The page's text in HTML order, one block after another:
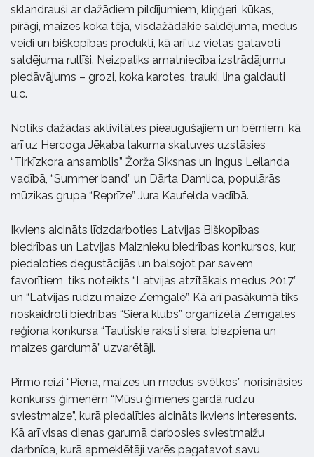
sklandrauši ar dažādiem pildījumiem, kliņģeri, kūkas,
pīrāgi, maizes koka tēja, visdažādākie saldējuma, medus
veidi un biškopības produkti, kā arī uz vietas gatavoti
saldējuma rullīši. Neizpaliks amatniecība izstrādājumu
piedāvājums – grozi, koka karotes, trauki, lina galdauti
u.c.
Notiks dažādas aktivitātes pieaugušajiem un bērniem, kā
arī uz Hercoga Jēkaba lakuma skatuves uzstāsies
“Tirkīzkora ansamblis” Žorža Siksnas un Ingus Leilanda
vadībā, “Summer band” un Dārta Damlica, populārās
mūzikas grupa “Reprīze” Jura Kaufelda vadībā.
Ikviens aicināts līdzdarboties Latvijas Biškopības
biedrības un Latvijas Maiznieku biedrības konkursos, kur,
piedaloties degustācijās un balsojot par savem
favorītiem, tiks noteikts “Latvijas atzītākais medus 2017”
un “Latvijas rudzu maize Zemgalē”. Kā arī pasākumā tiks
noskaidroti biedrības “Siera klubs” organizētā Zemgales
reģiona konkursa “Tautiskie raksti siera, biezpiena un
maizes gardumā” uzvarētāji.
Pirmo reizi “Piena, maizes un medus svētkos” norisināsies
konkurss ģimenēm “Mūsu ģimenes gardā rudzu
sviestmaize”, kurā piedalīties aicināts ikviens interesents.
Kā arī visas dienas garumā darbosies sviestmaižu
darbnīca, kurā apmeklētāji varēs pagatavot savu